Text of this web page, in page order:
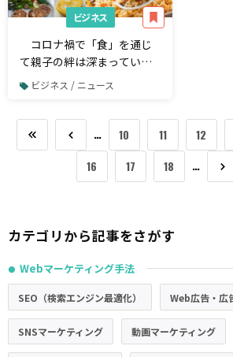
ビジネス
コロナ禍で「食」を通じ
て親子の絆は深まってい
る？【withコロナ 中高生
親子の「食」に関する調
ビジネス / ニュース
… 10 11 12
16
17 18 …
カテゴリから記事をさがす
● Webマーケティング手法
SEO（検索エンジン最適化） Web広告・広
SNSマーケティング 動画マーケティング